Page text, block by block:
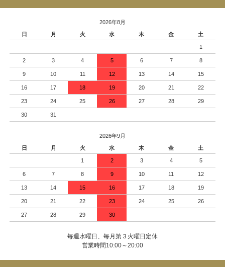
2026年8月
日
月 火 水 木 金 土
1
2 3 4 5 6 7 8
9 10 11 12 13 14 15
16 17 18 19 20 21 22
23 24 25 26 27 28 29
30 31
2026年9月
日
月 火 水 木 金 土
1 2 3 4 5
6 7 8 9 10 11 12
13 14 15 16 17 18 19
20 21 22 23 24 25 26
27 28 29 30
毎週水曜日、毎月第３火曜日定休
営業時間10:00～20:00